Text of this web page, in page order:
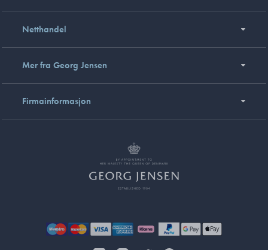
Netthandel
Mer fra Georg Jensen
Firmainformasjon